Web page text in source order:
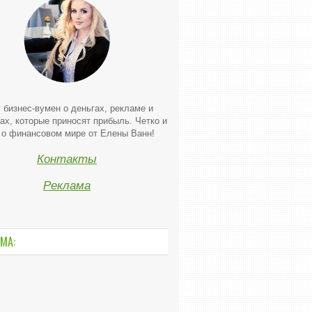
бизнес-вумен о деньгах, рекламе и
которые приносят прибыль. Четко и
о финансовом мире от Елены Ванн!
Контакты
Реклама